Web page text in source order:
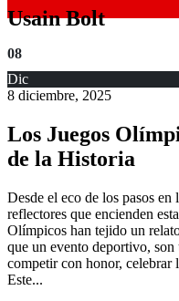
Usain Bolt
08
Dic
8 diciembre, 2025
Los Juegos
de la Historia
Desde el eco de los pasos
reflectores que encienden
Olímpicos han tejido un
que un evento deportivo, son
competir con honor, celebrar
Este...